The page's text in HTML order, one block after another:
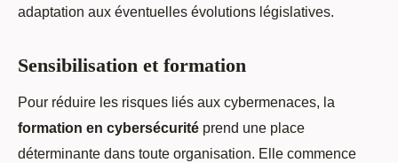
adaptation aux éventuelles évolutions législatives.
Sensibilisation et formation
Pour réduire les risques liés aux cybermenaces, la
formation en cybersécurité prend une place
déterminante dans toute organisation. Elle commence